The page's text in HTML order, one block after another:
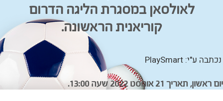
לאולסאן במסגרת הליגה הדרום
קוריאנית הראשונה.
נכתבה ע"י: PlaySmart
יום ראשון, תאריך 21 אוגוסט 2022 שעה 13:00.